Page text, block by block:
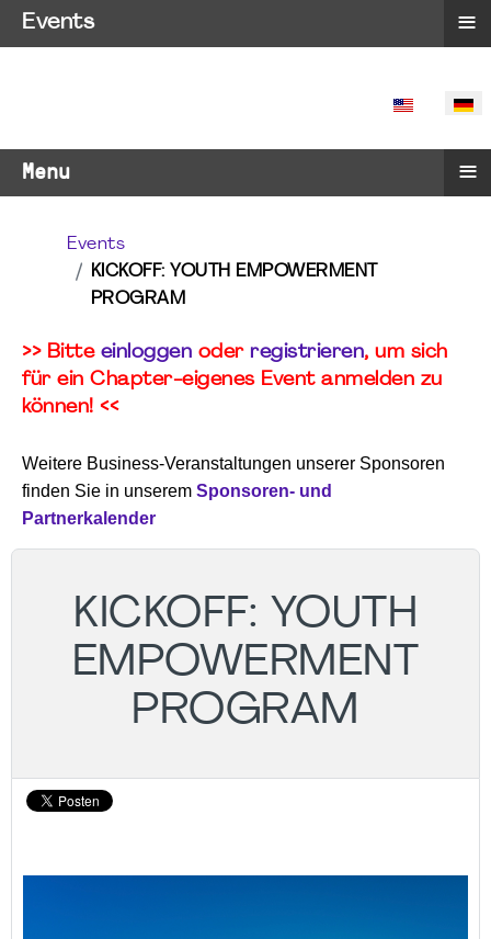
SPRACHE
Menu ≡
Events
KICKOFF: YOUTH EMPOWERMENT
PROGRAM
>> Bitte einloggen oder registrieren, um sich
für ein Chapter-eigenes Event anmelden zu
können! <<
Weitere Business-Veranstaltungen unserer Sponsoren
finden Sie in unserem Sponsoren- und
Partnerkalender
KICKOFF: YOUTH
EMPOWERMENT
PROGRAM
Events ≡